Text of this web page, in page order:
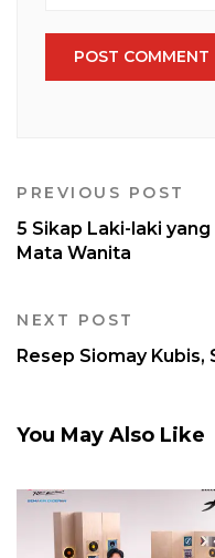
PREVIOUS POST
5 Sikap Laki-laki
Mata Wanita
NEXT POST
Resep Siomay
You May Also Like